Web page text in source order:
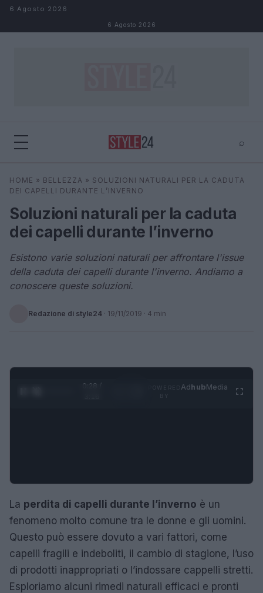
Salta al contenuto
6 Agosto 2026
6 Agosto 2026
⌕
Cerca ⌕ ×
HOME » BELLEZZA » SOLUZIONI NATURALI PER LA CADUTA
DEI CAPELLI DURANTE L’INVERNO
Soluzioni naturali per la caduta
dei capelli durante l’inverno
Esistono varie soluzioni naturali per affrontare l'issue
della caduta dei capelli durante l'inverno. Andiamo a
conoscere queste soluzioni.
Redazione di style24 · 19/11/2019 · 4 min
0:29 /
AdhubMedia
La perdita di capelli durante l’inverno è un
fenomeno molto comune tra le donne e gli uomini.
Questo può essere dovuto a vari fattori, come
capelli fragili e indeboliti, il cambio di stagione, l’uso
di prodotti inappropriati o l’indossare cappelli stretti.
Esploriamo alcuni rimedi naturali efficaci e pronti